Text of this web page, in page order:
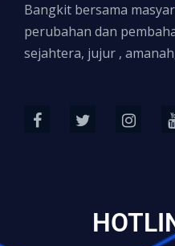
Bangkit bersama
perubahan dan
sejahtera, jujur ,